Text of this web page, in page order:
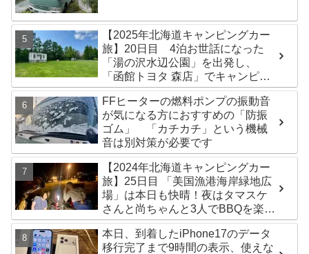
【2025年北海道キャンピングカー
旅】20日目 4泊お世話になった
「湯の沢水辺公園」を出発し、
「函館トヨタ 森店」でキャンピン
グカーのオイル交換完了！今日は
伊達市の「徳舜瞥山麓キャンプ
場」へ
FFヒーターの燃料ポンプの振動音
が気になる方におすすめの「防振
ゴム」 「カチカチ」という機械
音は別対策が必要です
【2024年北海道キャンピングカー
旅】25日目 「美国漁港海岸緑地広
場」は本日も快晴！夜はタマスケ
さんと尚ちゃんと3人でBBQを楽し
みました♪
本日、到着したiPhone17のデータ
移行完了まで9時間の表示、使えな